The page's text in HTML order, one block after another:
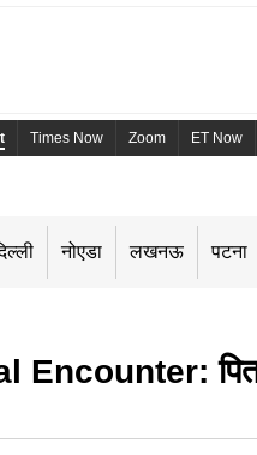
Times Now Zoom ET Now
नोएडा लखनऊ पटना
पिता-